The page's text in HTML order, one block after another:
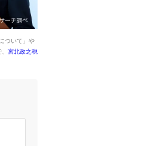
ついて」や
宮北政之税